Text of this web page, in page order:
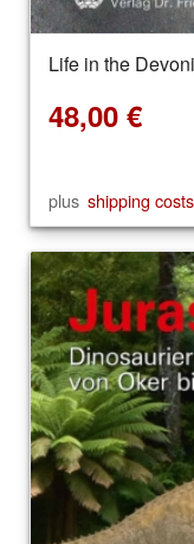
Life in the
48,00 €
plus shipping costs